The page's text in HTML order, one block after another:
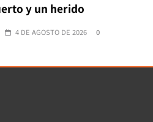
y un herido
4 DE AGOSTO DE 2026 0